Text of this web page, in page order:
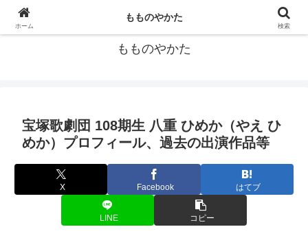
宝塚歌劇団の個人的データ集
もものやかた
宝塚歌劇団 108期生 八重 ひめか（やえ ひ
めか）プロフィール、過去の出演作品等
X Facebook はてブ
LINE コピー
ホーム
もものやかた
検索